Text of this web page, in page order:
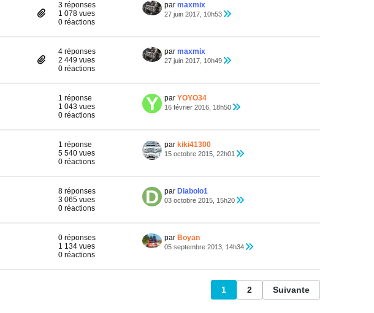
3 réponses
1 078 vues
0 réactions
par maxmix
27 juin 2017, 10h53
4 réponses
2 449 vues
0 réactions
par maxmix
27 juin 2017, 10h49
1 réponse
1 043 vues
0 réactions
par YOYO34
16 février 2016, 18h50
1 réponse
5 540 vues
0 réactions
par kiki41300
15 octobre 2015, 22h01
8 réponses
3 065 vues
0 réactions
par Diabolo1
03 octobre 2015, 15h20
0 réponses
1 134 vues
0 réactions
par Boyan
05 septembre 2013, 14h34
1 2 Suivante